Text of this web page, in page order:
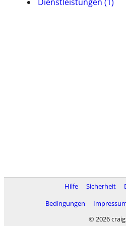
Hilfe Sicherheit
Bedingungen
© 2026